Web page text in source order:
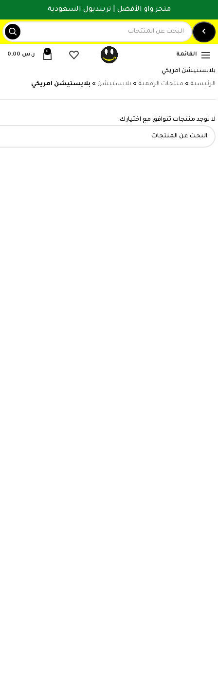
القائمة
0
ر.س
بلايستيشن امريكي
الرئيسية » منتجات الرقمية » بلايستيشن » بلايستيشن امريكي
لا توجد منتجات تتوافق مع اختيارك.
متجر واو الأفضل | ترينديول السعودية